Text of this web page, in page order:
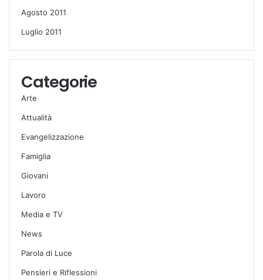
Agosto 2011
Luglio 2011
Categorie
Arte
Attualità
Evangelizzazione
Famiglia
Giovani
Lavoro
Media e TV
News
Parola di Luce
Pensieri e Riflessioni